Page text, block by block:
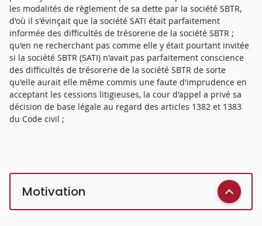
les modalités de règlement de sa dette par la société SBTR,
d'où il s'évinçait que la société SATI était parfaitement
informée des difficultés de trésorerie de la société SBTR ;
qu'en ne recherchant pas comme elle y était pourtant invitée
si la société SBTR (SATI) n'avait pas parfaitement conscience
des difficultés de trésorerie de la société SBTR de sorte
qu'elle aurait elle même commis une faute d'imprudence en
acceptant les cessions litigieuses, la cour d'appel a privé sa
décision de base légale au regard des articles 1382 et 1383
du Code civil ;
Motivation